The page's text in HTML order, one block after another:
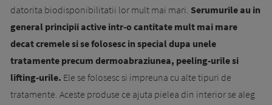
datorita biodisponibilitatii lor mult mai mari. Serumurile au in
general principii active intr-o cantitate mult mai mare
decat cremele si se folosesc in special dupa unele
tratamente precum dermoabraziunea, peeling-urile si
lifting-urile. Ele se folosesc si impreuna cu alte tipuri de
tratamente. Aceste produse ce ajuta pielea din interior se aleg